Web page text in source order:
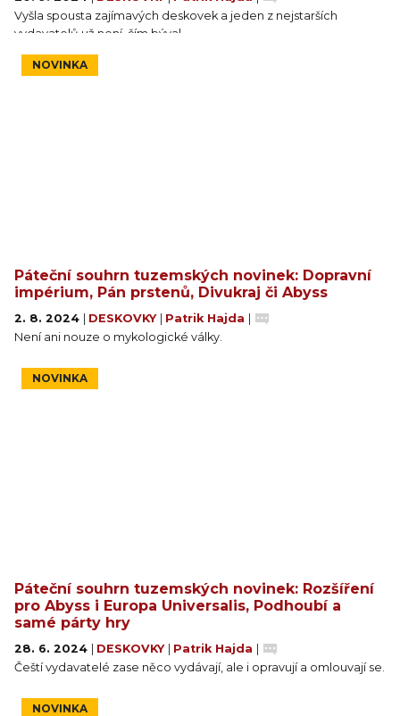
Vyšla spousta zajímavých deskovek a jeden z nejstarších
vydavatelů už není, čím býval…
NOVINKA
Páteční souhrn tuzemských novinek: Dopravní
impérium, Pán prstenů, Divukraj či Abyss
2. 8. 2024 DESKOVKY Patrik Hajda
Není ani nouze o mykologické války.
NOVINKA
Páteční souhrn tuzemských novinek: Rozšíření
pro Abyss i Europa Universalis, Podhoubí a
samé párty hry
28. 6. 2024 DESKOVKY Patrik Hajda
Čeští vydavatelé zase něco vydávají, ale i opravují a omlouvají se.
NOVINKA